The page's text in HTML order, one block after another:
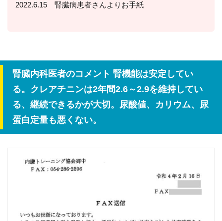
2022.6.15 腎臓病患者さんよりお手紙
腎臓内科医者のコメント 腎機能は安定してい
る。クレアチニンは2年間2.6～2.9を維持してい
る、継続できるかが大切。尿酸値、カリウム、尿
蛋白定量も悪くない。